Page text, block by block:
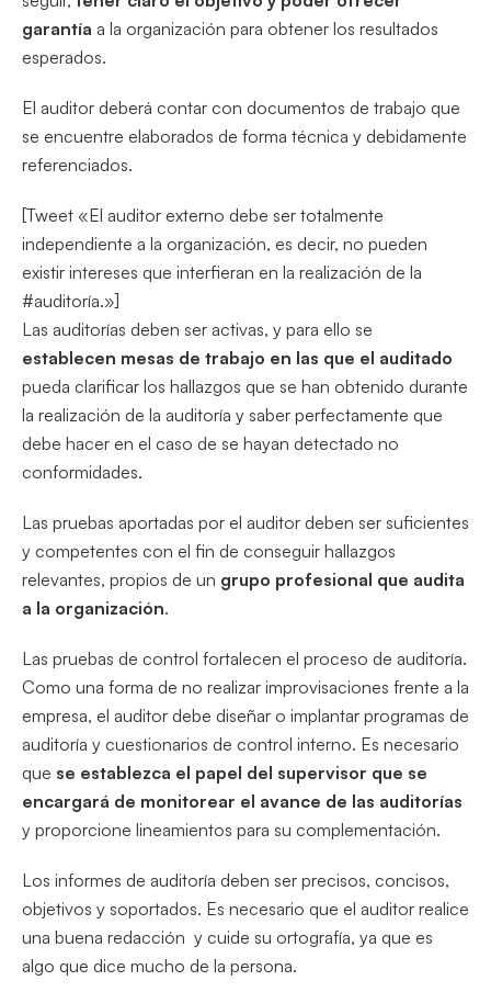
garantía a la organización para obtener los resultados
esperados.
El auditor deberá contar con documentos de trabajo que
se encuentre elaborados de forma técnica y debidamente
referenciados.
[Tweet «El auditor externo debe ser totalmente
independiente a la organización, es decir, no pueden
existir intereses que interfieran en la realización de la
#auditoría.»]
Las auditorías deben ser activas, y para ello se
establecen mesas de trabajo en las que el auditado
pueda clarificar los hallazgos que se han obtenido durante
la realización de la auditoría y saber perfectamente que
debe hacer en el caso de se hayan detectado no
conformidades.
Las pruebas aportadas por el auditor deben ser suficientes
y competentes con el fin de conseguir hallazgos
relevantes, propios de un grupo profesional que audita
a la organización.
Las pruebas de control fortalecen el proceso de auditoría.
Como una forma de no realizar improvisaciones frente a la
empresa, el auditor debe diseñar o implantar programas de
auditoría y cuestionarios de control interno. Es necesario
que se establezca el papel del supervisor que se
encargará de monitorear el avance de las auditorías
y proporcione lineamientos para su complementación.
Los informes de auditoría deben ser precisos, concisos,
objetivos y soportados. Es necesario que el auditor realice
una buena redacción y cuide su ortografía, ya que es
algo que dice mucho de la persona.